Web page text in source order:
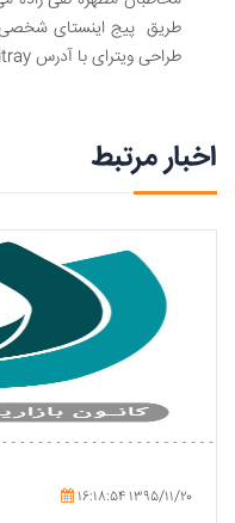
طریق پیج اینستای
طراحی ویترای با آدرس
اخبار مرتبط
۱۶:۱۸:۵۴ ۱۳۹۵/۱۱/۲۰